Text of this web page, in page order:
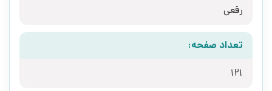
رقعی
تعداد صفحه:
121